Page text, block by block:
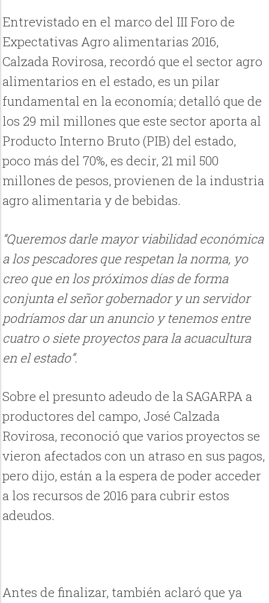
Entrevistado en el marco del III Foro de
Expectativas Agro alimentarias 2016,
Calzada Rovirosa, recordó que el sector agro
alimentarios en el estado, es un pilar
fundamental en la economía; detalló que de
los 29 mil millones que este sector aporta al
Producto Interno Bruto (PIB) del estado,
poco más del 70%, es decir, 21 mil 500
millones de pesos, provienen de la industria
agro alimentaria y de bebidas.
“Queremos darle mayor viabilidad económica
a los pescadores que respetan la norma, yo
creo que en los próximos días de forma
conjunta el señor gobernador y un servidor
podríamos dar un anuncio y tenemos entre
cuatro o siete proyectos para la acuacultura
en el estado”.
Sobre el presunto adeudo de la SAGARPA a
productores del campo, José Calzada
Rovirosa, reconoció que varios proyectos se
vieron afectados con un atraso en sus pagos,
pero dijo, están a la espera de poder acceder
a los recursos de 2016 para cubrir estos
adeudos.
Antes de finalizar, también aclaró que ya